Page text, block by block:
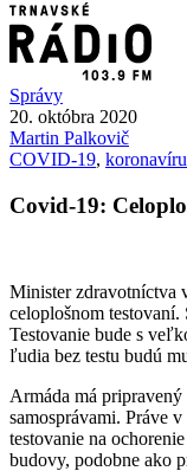
Správy
20. októbra 2020
Martin Palkovič
COVID-19,
Covid-19:
Minister zdravotníctva
celoplošnom
Testovanie bude s
ľudia bez testu budú
Armáda má
samosprávami. Práve
testovanie na
budovy, podobne ako